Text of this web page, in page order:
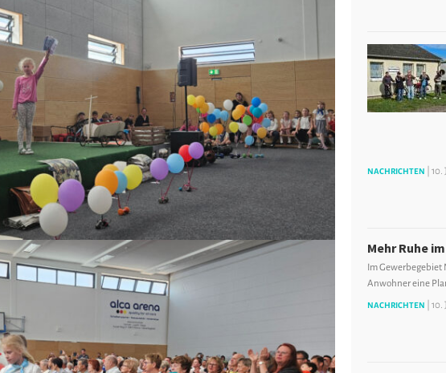
NACHRICHTEN 10.
Mehr Ruhe
Im Gewerbegebiet
Anwohner eine
NACHRICHTEN 10.